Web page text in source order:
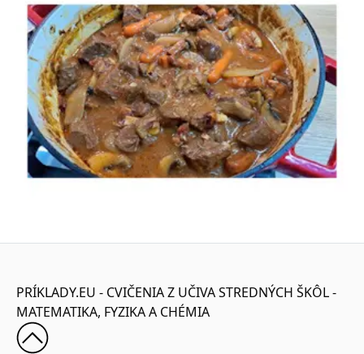
PRÍKLADY.EU - CVIČENIA Z UČIVA STREDNÝCH ŠKÔL -
MATEMATIKA, FYZIKA A CHÉMIA